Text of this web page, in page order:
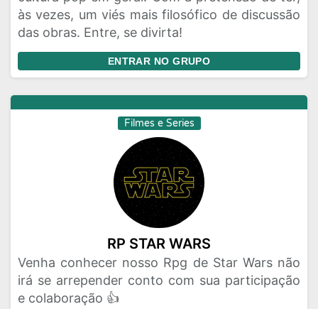
às vezes, um viés mais filosófico de discussão
das obras. Entre, se divirta!
ENTRAR NO GRUPO
Filmes e Series
RP STAR WARS
Venha conhecer nosso Rpg de Star Wars não
irá se arrepender conto com sua participação
e colaboração 👍